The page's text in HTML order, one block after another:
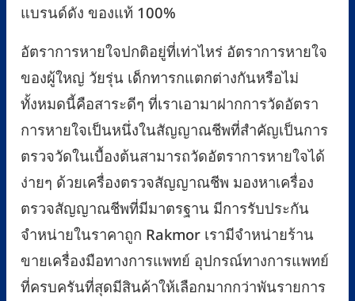
แบรนด์ดัง ของแท้ 100%
อัตราการหายใจปกติอยู่ที่เท่าไหร่ อัตราการหายใจ
ของผู้ใหญ่ วัยรุ่น เด็กทารกแตกต่างกันหรือไม่
ทั้งหมดนี้คือสาระดีๆ ที่เราเอามาฝากการวัดอัตรา
การหายใจเป็นหนึ่งในสัญญาณชีพที่สำคัญเป็นการ
ตรวจวัดในเบื้องต้นสามารถวัดอัตราการหายใจได้
ง่ายๆ ด้วยเครื่องตรวจสัญญาณชีพ มองหาเครื่อง
ตรวจสัญญาณชีพที่มีมาตรฐาน มีการรับประกัน
จำหน่ายในราคาถูก Rakmor เรามีจำหน่ายร้าน
ขายเครื่องมือทางการแพทย์ อุปกรณ์ทางการแพทย์
ที่ครบครันที่สุดมีสินค้าให้เลือกมากกว่าพันรายการ